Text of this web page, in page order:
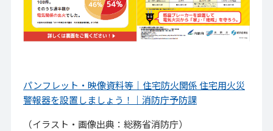
パンフレット・映像資料等｜住宅防火関係 住宅用火災
警報器を設置しましょう！｜消防庁予防課
（イラスト・画像出典：総務省消防庁）